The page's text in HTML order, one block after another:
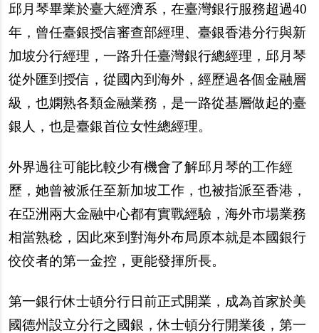
邱月琴畢業於臺大經濟系，在臺灣銀行服務超過40
年，曾任臺銀授信審查部經理、臺銀香港分行與新
加坡分行經理，一路升任臺灣銀行總經理，邱月琴
從外匯到授信，從國內到海外，經歷過各個金融層
級，也嫻熟各類金融業務，是一路從基層做起的臺
銀人，也是臺銀首位女性總經理。
外界過往可能比較少有機會了解邱月琴的工作經
歷，她曾被派任至新加坡工作，也被指派至香港，
在亞洲兩大金融中心都有實戰經驗，海外市場業務
相當熟稔，因此來到對海外布局原本就是本國銀行
佼佼者的第一金控，更能發揮所長。
第一銀行休士頓分行日前正式開業，成為首家於美
國德州設立分行之國銀，休士頓分行開業後，第一